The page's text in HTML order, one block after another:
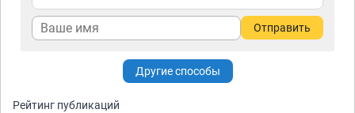
Отправить
Другие способы
Рейтинг публикаций